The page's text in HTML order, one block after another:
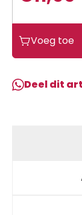
Voeg toe
Deel dit